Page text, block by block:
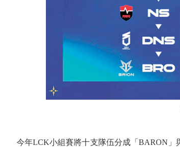
今年LCK小組賽將十支隊伍分成「BARON」